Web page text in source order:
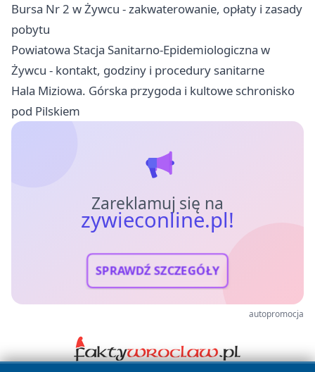
Bursa Nr 2 w Żywcu - zakwaterowanie, opłaty i zasady
pobytu
Powiatowa Stacja Sanitarno-Epidemiologiczna w
Żywcu - kontakt, godziny i procedury sanitarne
Hala Miziowa. Górska przygoda i kultowe schronisko
pod Pilskiem
Zareklamuj się na
zywieconline.pl!
SPRAWDŹ SZCZEGÓŁY
autopromocja